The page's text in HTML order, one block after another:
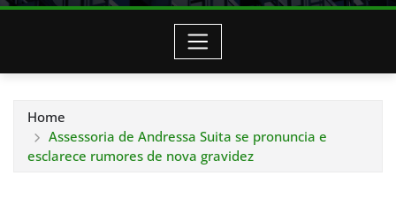
Home
Assessoria de Andressa Suita se pronuncia e
esclarece rumores de nova gravidez